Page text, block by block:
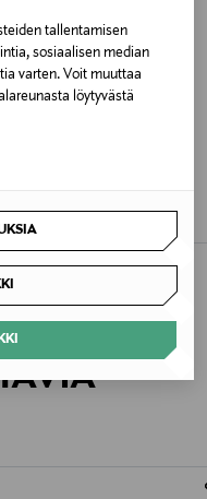
tallentamisen
sosiaalisen median
varten. Voit muuttaa
löytyvästä
Original Price
200,00 €